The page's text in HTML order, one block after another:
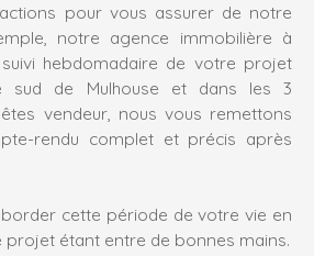
pour vous assurer de notre
notre agence immobilière à
hebdomadaire de votre projet
sud de Mulhouse et dans les 3
vendeur, nous vous remettons
rendu complet et précis après
cette période de votre vie en
étant entre de bonnes mains.